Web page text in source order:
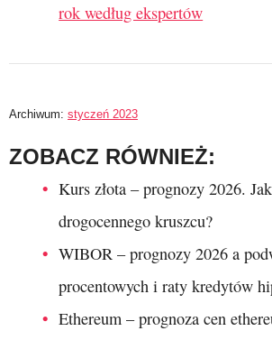
rok według ekspertów
Archiwum: styczeń 2023
ZOBACZ RÓWNIEŻ:
Kurs złota – prognozy 2026.
drogocennego kruszcu?
WIBOR – prognozy 2026 a
procentowych i raty kredytów
Ethereum – prognoza cen